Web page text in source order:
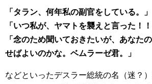
「タラン、何年私の副官をしている。」
「いつ私が、ヤマトを襲えと言った！！
「念のため聞いておきたいが、あなた
せばよいのかな。ベムラーゼ君。」
などといったデスラー総統の名（迷？